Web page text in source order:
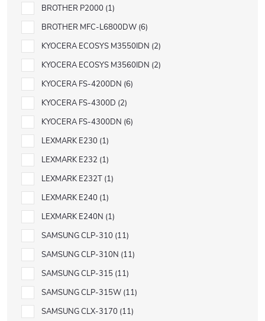
BROTHER P2000 1
BROTHER MFC-L6800DW 6
KYOCERA ECOSYS M3550IDN 2
KYOCERA ECOSYS M3560IDN 2
KYOCERA FS-4200DN 6
KYOCERA FS-4300D 2
KYOCERA FS-4300DN 6
LEXMARK E230 1
LEXMARK E232 1
LEXMARK E232T 1
LEXMARK E240 1
LEXMARK E240N 1
SAMSUNG CLP-310 11
SAMSUNG CLP-310N 11
SAMSUNG CLP-315 11
SAMSUNG CLP-315W 11
SAMSUNG CLX-3170 11